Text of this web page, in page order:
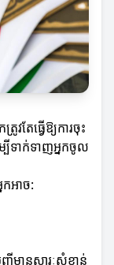
វតែធ្វើឱ្យការចុះ
បីទាក់ទាញអ្នកចូល
កអាច:
ញ្ជីមានសារៈសំខាន់